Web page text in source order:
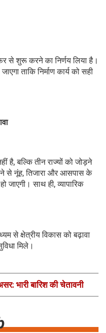
से शुरू करने का निर्णय लिया है।
ताकि निर्माण कार्य को सही
है, बल्कि तीन राज्यों को जोड़ने
से नूंह, तिजारा और आसपास के
जाएगी। साथ ही, व्यापारिक
से क्षेत्रीय विकास को बढ़ावा
मिले।
भारी बारिश की चेतावनी